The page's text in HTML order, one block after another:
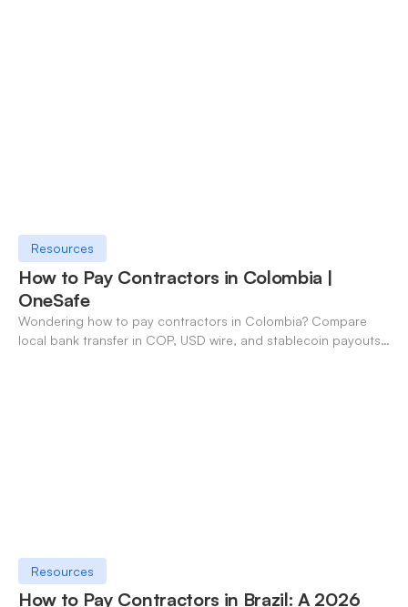
Resources
How to Pay Contractors in Colombia |
OneSafe
Wondering how to pay contractors in Colombia? Compare
local bank transfer in COP, USD wire, and stablecoin payouts.
Resources
How to Pay Contractors in Brazil: A 2026